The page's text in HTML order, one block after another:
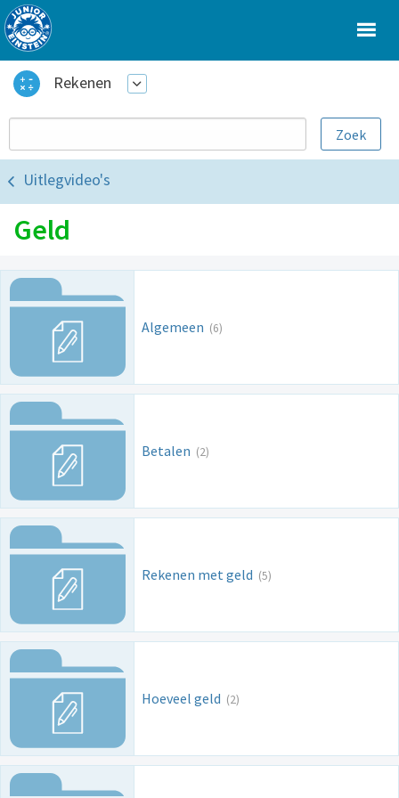
Rekenen
Uitlegvideo's
Geld
Algemeen (6)
Betalen (2)
Rekenen met geld (5)
Hoeveel geld (2)